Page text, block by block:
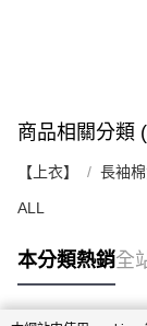
商品相關分類
【上衣】 長袖
ALL
本分類熱銷全